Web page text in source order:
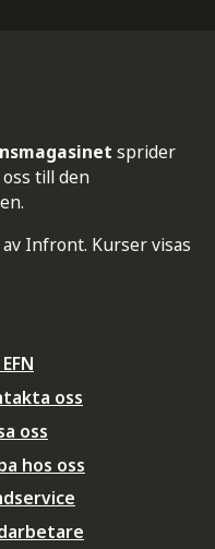
sprider
till den
Infront. Kurser visas
oss
oss
hos oss